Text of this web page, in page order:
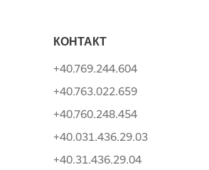
КОНТАКТ
+40.769.244.604
+40.763.022.659
+40.760.248.454
+40.031.436.29.03
+40.31.436.29.04